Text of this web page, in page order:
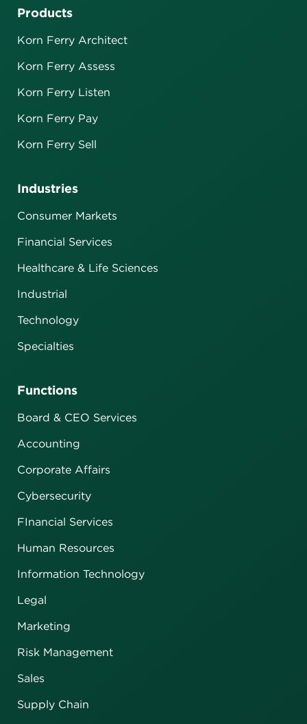
Industries
Consumer Markets
Financial Services
Healthcare & Life Sciences
Industrial
Technology
Specialties
Functions
Board & CEO Services
Accounting
Corporate Affairs
Cybersecurity
FInancial Services
Human Resources
Information Technology
Legal
Marketing
Risk Management
Sales
Supply Chain
Products
Korn Ferry Architect
Korn Ferry Assess
Korn Ferry Listen
Korn Ferry Pay
Korn Ferry Sell